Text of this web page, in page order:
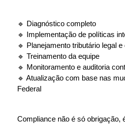
🔹 Diagnóstico completo
🔹 Implementação de políticas
🔹 Planejamento tributário legal e
🔹 Treinamento da equipe
🔹 Monitoramento e auditoria
🔹 Atualização com base nas
Federal
Compliance não é só obrigação,